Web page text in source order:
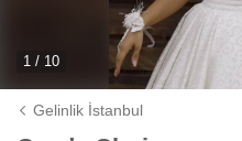
1 / 10
Gelinlik İstanbul